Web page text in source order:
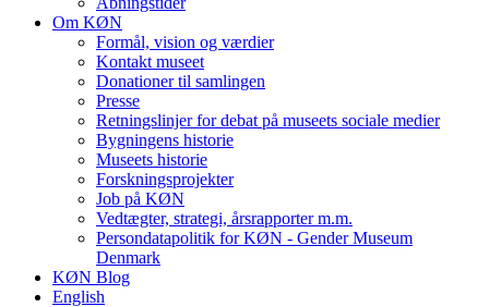
Om KØN
Formål, vision og værdier
Kontakt museet
Donationer til samlingen
Presse
Retningslinjer for debat på museets sociale medier
Bygningens historie
Museets historie
Forskningsprojekter
Job på KØN
Vedtægter, strategi, årsrapporter m.m.
Persondatapolitik for KØN - Gender Museum
Denmark
KØN Blog
English